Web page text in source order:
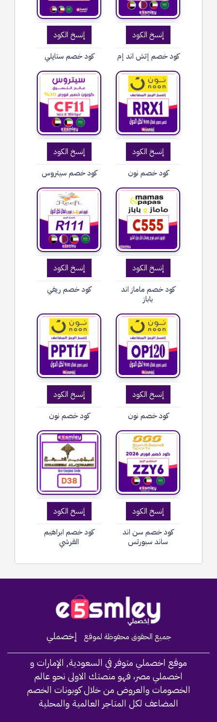
إنسخ الكود
كود خصم إتش اند إم
إنسخ الكود
كود خصم ستايلي
إنسخ الكود
كود خصم نون
إنسخ الكود
كود خصم سيتروس
إنسخ الكود
كود خصم ماماز اند
باباز
إنسخ الكود
كود خصم ريفي
إنسخ الكود
كود خصم نون
إنسخ الكود
كود خصم نون
إنسخ الكود
كود خصم سن اند
ساند سبورتس
إنسخ الكود
كود خصم ابراهيم
القرشي
جميع الحقوق محفوظة لموقع
إخصملي
موقع اخصملي متوفر في السعودية, الإمارات و
اخصملي مصر، فهو منصتك الاولى نحو عالم
الخصومات والعروض من خلال كوبونات الخصم
المضاعف لكل المتاجر العالمية والمحلية